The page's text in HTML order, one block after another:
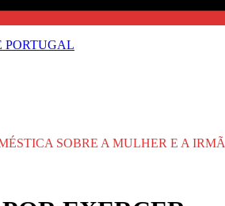
PORTUGAL
SOBRE A MULHER E A IRMÃ